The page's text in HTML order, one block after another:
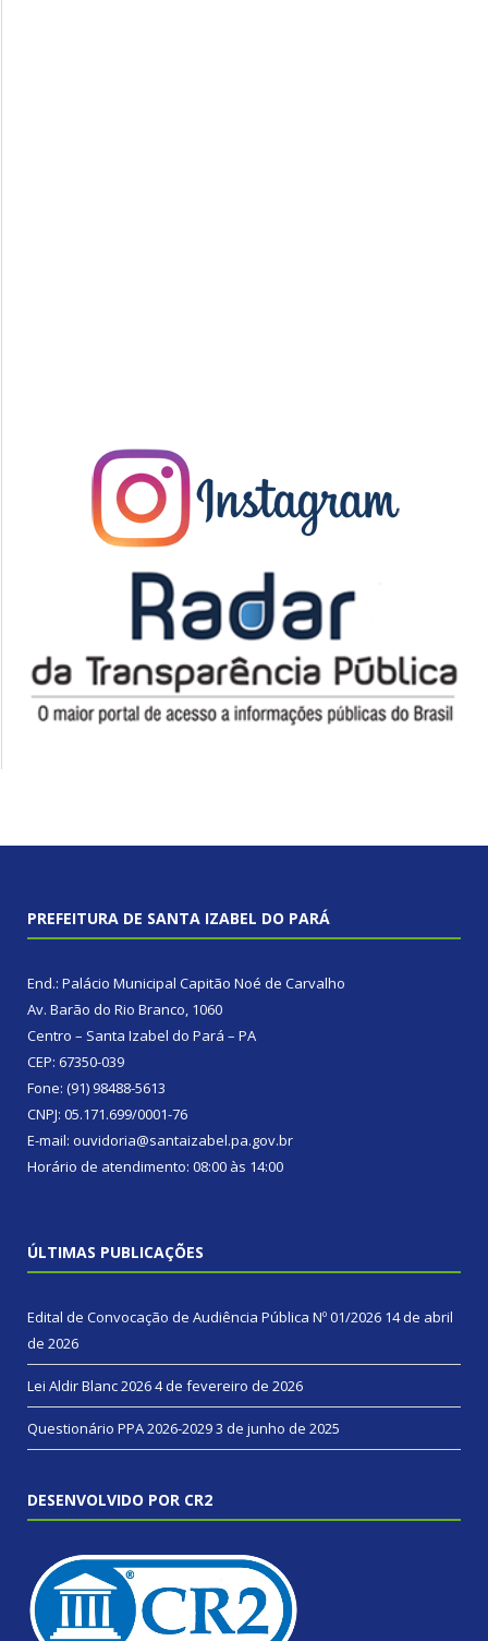
PREFEITURA DE SANTA IZABEL DO PARÁ
End.: Palácio Municipal Capitão Noé de Carvalho
Av. Barão do Rio Branco, 1060
Centro – Santa Izabel do Pará – PA
CEP: 67350-039
Fone: (91) 98488-5613
CNPJ: 05.171.699/0001-76
E-mail: ouvidoria@santaizabel.pa.gov.br
Horário de atendimento: 08:00 às 14:00
ÚLTIMAS PUBLICAÇÕES
Edital de Convocação de Audiência Pública Nº 01/2026 14 de abril
de 2026
Lei Aldir Blanc 20264 de fevereiro de 2026
Questionário PPA 2026-20293 de junho de 2025
DESENVOLVIDO POR CR2